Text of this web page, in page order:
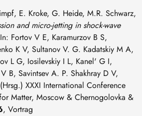
E. Kroke, G. Heide, M.R. Schwarz,
and micro-jetting in shock-wave
Fortov V E, Karamurzov B S,
K V, Sultanov V. G. Kadatskiy M A,
L G, Iosilevskiy I L, Kanel' G I,
B, Savintsev A. P. Shakhray D V,
XXXI International Conference
Matter, Moscow & Chernogolovka &
, Vortrag